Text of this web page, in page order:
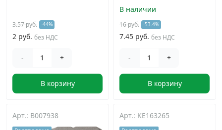
3.57 руб. -44%
2 руб. без НДС
- +
В корзину
В наличии
16 руб. -53.4%
7.45 руб. без НДС
- +
В корзину
Арт.: B007938 Арт.: KE163265